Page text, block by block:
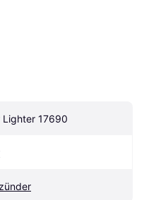
Lighter 17690